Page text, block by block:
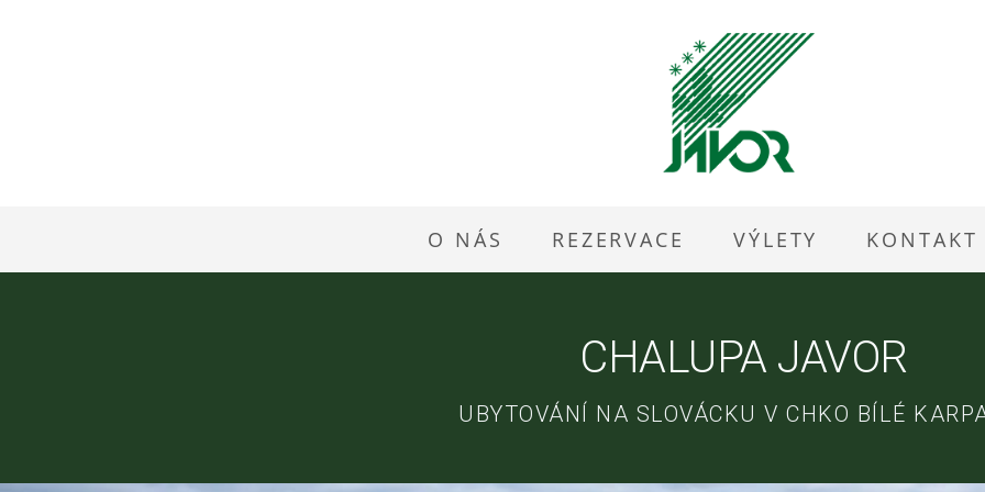
O NÁS REZERVACE VÝLETY KONTAKT
CHALUPA JAVOR
UBYTOVÁNÍ NA SLOVÁCKU V CHKO BÍLÉ